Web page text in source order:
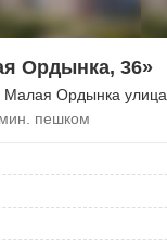
Ордынка, 36»
Малая Ордынка улица
пешком